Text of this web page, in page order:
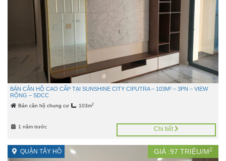
BÁN CĂN HỘ CAO CẤP TẠI SUNSHINE CITY CIPUTRA – 103M² – 3PN – VIEW
RỘNG – SDCC
Bán căn hộ chung cư 103m2
1 năm trước Chi tiết
QUẬN TÂY HỒ GIÁ :97 TRIỆU/M2